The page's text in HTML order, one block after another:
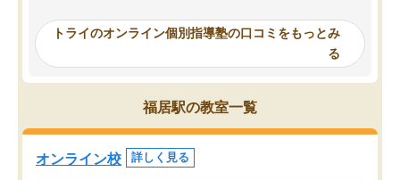
ったんですが、学生の先生から学ぶこ
み、徐々に成績が上がったらいいなと
思っていました。何が今足りないのか
を的確に指導いただき、子どももびっ
くりするほど楽しんでやる気を持って
塾を受けています。狙い通り、少しず
つ成績も上がり、苦手意識も無くなっ
てきたので、さらに苦手な数学も追加
らないところをピンポイ
頂いて、とてもわかり
していました。一生を
スト、多少お金がかかっ
トライのオンライン個別指導塾の口コミをもっとみ
る
福居駅の教室一覧
オンライン校 詳しく見る